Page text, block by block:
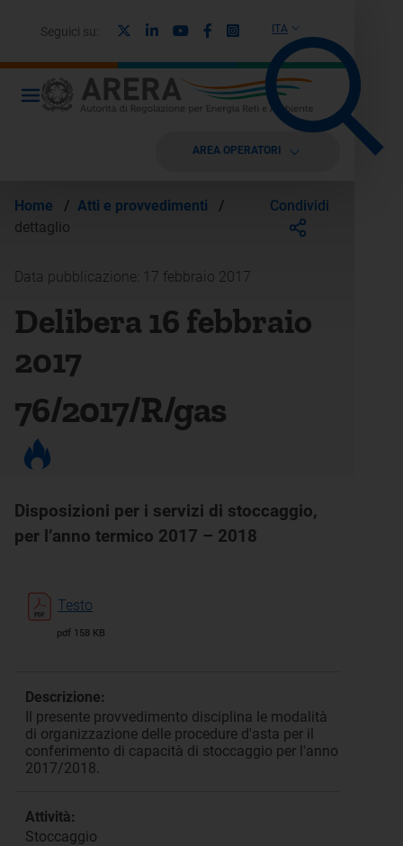
ITA
Seguici su: LinkedinYoutubeFacebook
Instagram
AREA OPERATORI
Home / Atti e provvedimenti
/
dettaglio
Condividi
Data pubblicazione: 17 febbraio 2017
Delibera 16 febbraio
2017
76/2017/R/gas
Disposizioni per i servizi di stoccaggio,
per l’anno termico 2017 – 2018
Testo
pdf 158 KB
Descrizione:
Il presente provvedimento disciplina le modalità
di organizzazione delle procedure d'asta per il
conferimento di capacità di stoccaggio per l'anno
2017/2018.
Attività:
Stoccaggio